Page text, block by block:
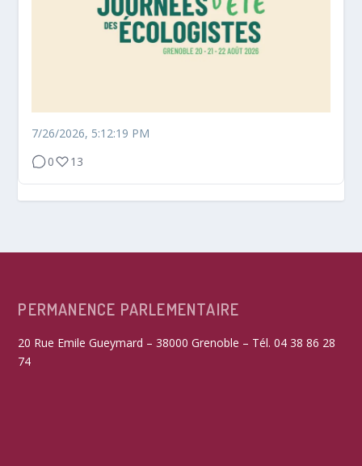
7/26/2026, 5:12:19 PM
0
13
PERMANENCE PARLEMENTAIRE
20 Rue Emile Gueymard – 38000 Grenoble – Tél. 04 38 86 28
74